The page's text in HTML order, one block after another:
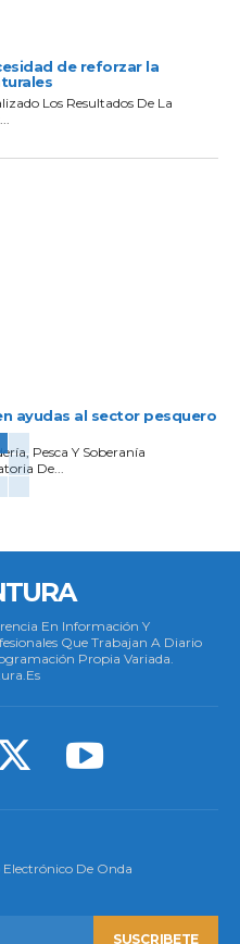
de reforzar la
Los Resultados De La
ayudas al sector pesquero
Pesca Y Soberanía
De...
En Información Y
Que Trabajan A Diario
Propia Variada.
De Onda
SUSCRIBETE